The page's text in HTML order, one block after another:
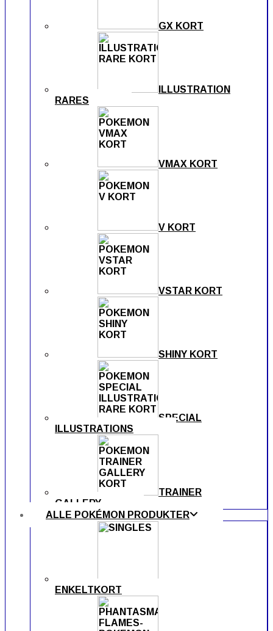
GX KORT
ILLUSTRATION
RARES
VMAX KORT
V KORT
VSTAR KORT
SHINY KORT
SPECIAL
ILLUSTRATIONS
TRAINER
GALLERY
ALLE POKÉMON PRODUKTER
ENKELTKORT